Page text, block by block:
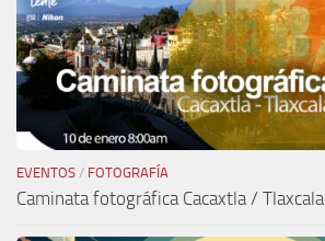
EVENTOS / FOTOGRAFÍA
Caminata fotográfica Cacaxtla / Tlaxcala